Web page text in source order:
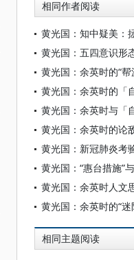
相同作者阅读
黄光国：知中疑美：
黄光国：五四意识形
黄光国：余英时的“帮
黄光国：余英时的「
黄光国：余英时与「
黄光国：余英时的论
黄光国：新冠肺炎考
黄光国：“惠台措施”
黄光国：余英时人文
黄光国：余英时的“迷
相同主题阅读